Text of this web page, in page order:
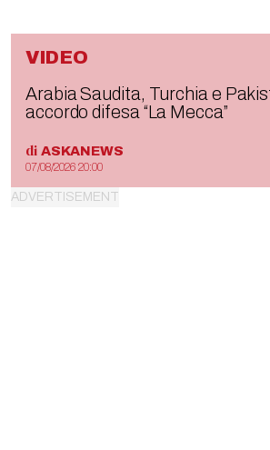
VIDEO
Arabia Saudita, Turchia e
accordo difesa “La Mecca”
di ASKANEWS
07/08/2026 20:00